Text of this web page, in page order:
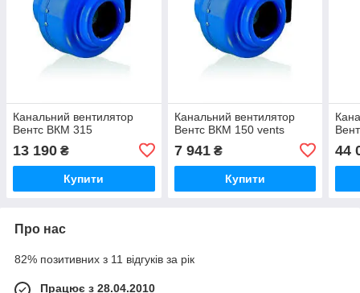
Канальний вентилятор
Вентс ВКМ 315
13 190 ₴
Купити
Канальний вентилятор
Вентс ВКМ 150 vents
7 941₴
Купити
44
Про нас
82% позитивних з 11 відгуків за рік
Працює з 28.04.2010